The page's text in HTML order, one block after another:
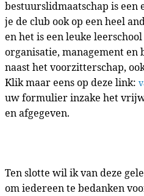
bestuurslidmaatschap is een
je de club ook op een heel
en het is een leuke
organisatie, management en
naast het voorzitterschap,
Klik maar eens op deze link:
uw formulier inzake het
en afgegeven.
Ten slotte wil ik van deze
om iedereen te bedanken